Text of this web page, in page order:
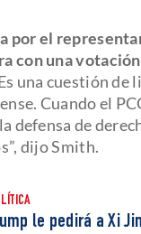
por el
con una
una cuestión
Cuando el
defensa de
dijo Smith.
le pedirá a Xi